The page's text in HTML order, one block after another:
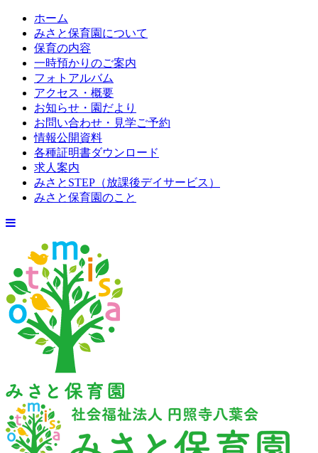
ホーム
みさと保育園について
保育の内容
一時預かりのご案内
フォトアルバム
アクセス・概要
お知らせ・園だより
お問い合わせ・見学ご予約
情報公開資料
各種証明書ダウンロード
求人案内
みさとSTEP（放課後デイサービス）
みさと保育園のこと